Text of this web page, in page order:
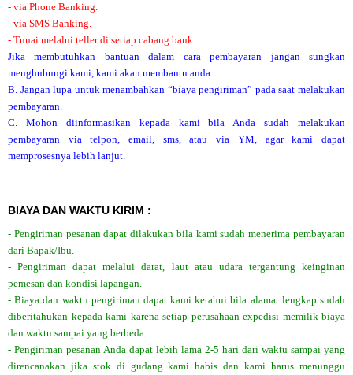
- via Phone Banking.
- via SMS Banking.
- Tunai melalui teller di setiap cabang bank.
Jika membutuhkan bantuan dalam cara pembayaran jangan sungkan
menghubungi kami, kami akan membantu anda.
B. Jangan lupa untuk menambahkan “biaya pengiriman” pada saat melakukan
pembayaran.
C. Mohon diinformasikan kepada kami bila Anda sudah melakukan
pembayaran via telpon, email, sms, atau via YM, agar kami dapat
memprosesnya lebih lanjut.
BIAYA DAN WAKTU KIRIM :
- Pengiriman pesanan dapat dilakukan bila kami sudah menerima pembayaran
dari Bapak/Ibu.
- Pengiriman dapat melalui darat, laut atau udara tergantung keinginan
pemesan dan kondisi lapangan.
- Biaya dan waktu pengiriman dapat kami ketahui bila alamat lengkap sudah
diberitahukan kepada kami karena setiap perusahaan expedisi memilik biaya
dan waktu sampai yang berbeda.
- Pengiriman pesanan Anda dapat lebih lama 2-5 hari dari waktu sampai yang
direncanakan jika stok di gudang kami habis dan kami harus menunggu